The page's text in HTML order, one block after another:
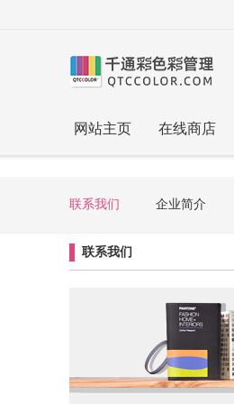
网站主页 在线商店
联系我们 企业简介
联系我们